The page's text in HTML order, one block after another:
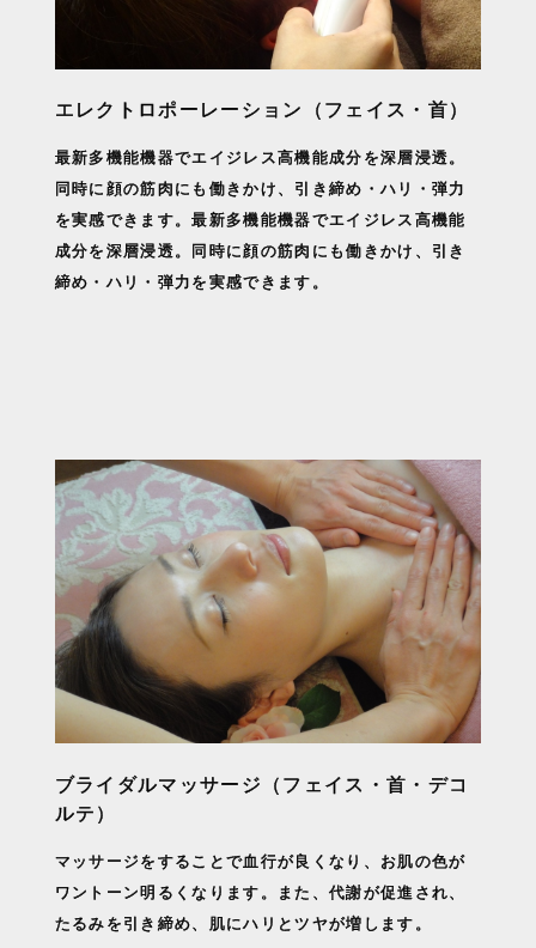
エレクトロポーレーション（フェイス・首）
最新多機能機器でエイジレス高機能成分を深層浸透。
同時に顔の筋肉にも働きかけ、引き締め・ハリ・弾力
を実感できます。最新多機能機器でエイジレス高機能
成分を深層浸透。同時に顔の筋肉にも働きかけ、引き
締め・ハリ・弾力を実感できます。
ブライダルマッサージ（フェイス・首・デコ
ルテ）
マッサージをすることで血行が良くなり、お肌の色が
ワントーン明るくなります。また、代謝が促進され、
たるみを引き締め、肌にハリとツヤが増します。